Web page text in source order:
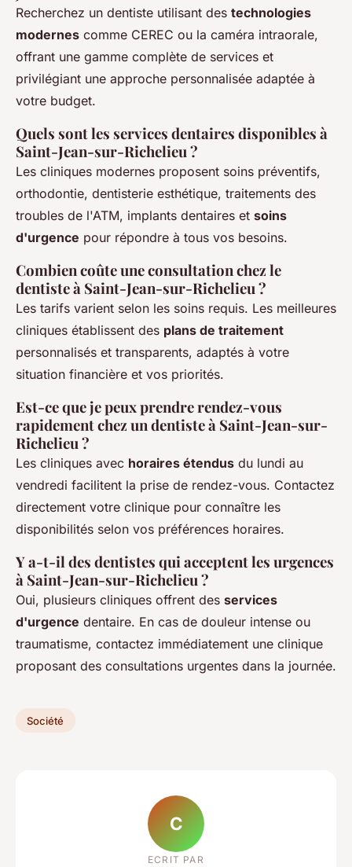
Recherchez un dentiste utilisant des technologies
modernes comme CEREC ou la caméra intraorale,
offrant une gamme complète de services et
privilégiant une approche personnalisée adaptée à
votre budget.
Quels sont les services dentaires disponibles à
Saint-Jean-sur-Richelieu ?
Les cliniques modernes proposent soins préventifs,
orthodontie, dentisterie esthétique, traitements des
troubles de l'ATM, implants dentaires et soins
d'urgence pour répondre à tous vos besoins.
Combien coûte une consultation chez le
dentiste à Saint-Jean-sur-Richelieu ?
Les tarifs varient selon les soins requis. Les meilleures
cliniques établissent des plans de traitement
personnalisés et transparents, adaptés à votre
situation financière et vos priorités.
Est-ce que je peux prendre rendez-vous
rapidement chez un dentiste à Saint-Jean-sur-
Richelieu ?
Les cliniques avec horaires étendus du lundi au
vendredi facilitent la prise de rendez-vous. Contactez
directement votre clinique pour connaître les
disponibilités selon vos préférences horaires.
Y a-t-il des dentistes qui acceptent les urgences
à Saint-Jean-sur-Richelieu ?
Oui, plusieurs cliniques offrent des services
d'urgence dentaire. En cas de douleur intense ou
traumatisme, contactez immédiatement une clinique
proposant des consultations urgentes dans la journée.
Société
C
ECRIT PAR